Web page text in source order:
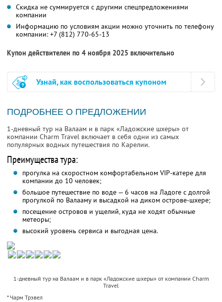
Скидка не суммируется с другими спецпредложениями
компании
Информацию по условиям акции можно уточнить по телефону
компании: +7 (812) 770-65-13
Купон действителен по 4 ноября 2025 включительно
Узнай, как воспользоваться купоном
ПОДРОБНЕЕ О ПРЕДЛОЖЕНИИ
1-дневный тур на Валаам и в парк «Ладожские шхеры» от
компании Charm Travel включает в себя одни из самых
популярных водных путешествия по Карелии.
Преимущества тура:
прогулка на скоростном комфортабельном VIP-катере для
компании до 10 человек;
большое путешествие по воде — 6 часов на Ладоге с долгой
прогулкой по Валааму и высадкой на диком острове-шхере;
посещение островов и ущелий, куда не ходят обычные
метеоры;
высокий уровень сервиса и выгодная цена.
1-дневный тур на Валаам и в парк «Ладожские шхеры» от компании Charm
Travel
* Чарм Трэвел